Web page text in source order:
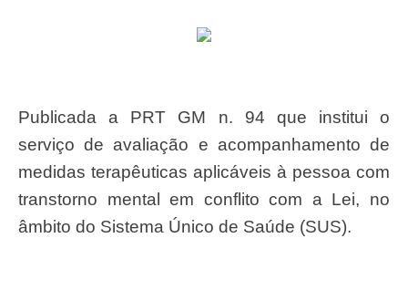
Publicada a PRT GM n. 94 que institui o
serviço de avaliação e acompanhamento de
medidas terapêuticas aplicáveis à pessoa com
transtorno mental em conflito com a Lei, no
âmbito do Sistema Único de Saúde (SUS).